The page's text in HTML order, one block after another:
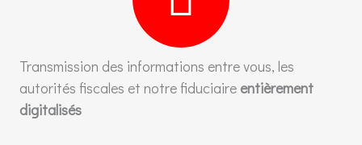
Transmission des informations entre vous, les
autorités fiscales et notre fiduciaire entièrement
digitalisés